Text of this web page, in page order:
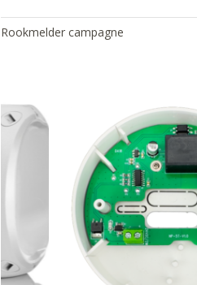
Rookmelder campagne